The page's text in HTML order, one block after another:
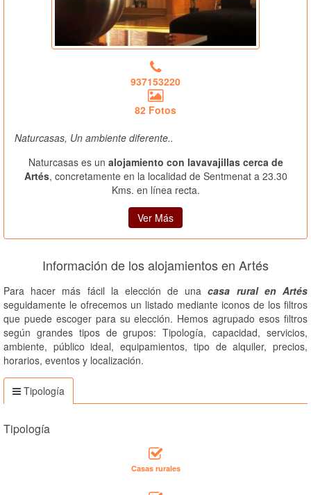
937153220
82 Fotos
Naturcasas, Un ambiente diferente..
Naturcasas es un alojamiento con lavavajillas cerca de
Artés, concretamente en la localidad de Sentmenat a 23.30
Kms. en línea recta.
Ver Más
Información de los alojamientos en Artés
Para hacer más fácil la elección de unacasa rural en Artés
seguidamente le ofrecemos un listado mediante iconos de los filtros
que puede escoger para su elección. Hemos agrupado esos filtros
según grandes tipos de grupos: Tipología, capacidad, servicios,
ambiente, público ideal, equipamientos, tipo de alquiler, precios,
horarios, eventos y localización.
Tipología
Tipología
Casas rurales